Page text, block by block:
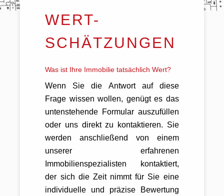
WERT-
SCHÄTZUNGEN
Was ist Ihre Immobilie tatsächlich Wert?
Wenn Sie die Antwort auf diese
Frage wissen wollen, genügt es das
untenstehende Formular auszufüllen
oder uns direkt zu kontaktieren. Sie
werden anschließend von einem
unserer erfahrenen
Immobilienspezialisten kontaktiert,
der sich die Zeit nimmt für Sie eine
individuelle und präzise Bewertung